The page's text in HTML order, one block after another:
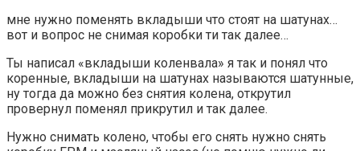
мне нужно поменять вкладыши что стоят на шатунах…
вот и вопрос не снимая коробки ти так далее…
Ты написал «вкладыши коленвала» я так и понял что
коренные, вкладыши на шатунах называются шатунные,
ну тогда да можно без снятия колена, открутил
провернул поменял прикрутил и так далее.
Нужно снимать колено, чтобы его снять нужно снять